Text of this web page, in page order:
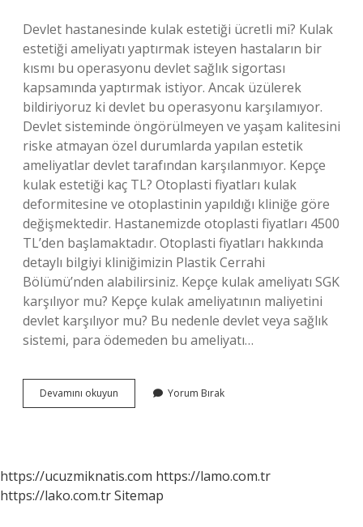
Devlet hastanesinde kulak estetiği ücretli mi? Kulak
estetiği ameliyatı yaptırmak isteyen hastaların bir
kısmı bu operasyonu devlet sağlık sigortası
kapsamında yaptırmak istiyor. Ancak üzülerek
bildiriyoruz ki devlet bu operasyonu karşılamıyor.
Devlet sisteminde öngörülmeyen ve yaşam kalitesini
riske atmayan özel durumlarda yapılan estetik
ameliyatlar devlet tarafından karşılanmıyor. Kepçe
kulak estetiği kaç TL? Otoplasti fiyatları kulak
deformitesine ve otoplastinin yapıldığı kliniğe göre
değişmektedir. Hastanemizde otoplasti fiyatları 4500
TL’den başlamaktadır. Otoplasti fiyatları hakkında
detaylı bilgiyi kliniğimizin Plastik Cerrahi
Bölümü’nden alabilirsiniz. Kepçe kulak ameliyatı SGK
karşılıyor mu? Kepçe kulak ameliyatının maliyetini
devlet karşılıyor mu? Bu nedenle devlet veya sağlık
sistemi, para ödemeden bu ameliyatı…
Devamını okuyun
Estetik
Yorum Bırak
https://ucuzmiknatis.com https://lamo.com.tr
https://lako.com.trSitemap